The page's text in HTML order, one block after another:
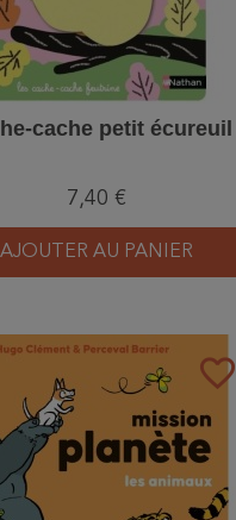
cache petit écureuil
7,40 €
AJOUTER AU PANIER
favorite_border